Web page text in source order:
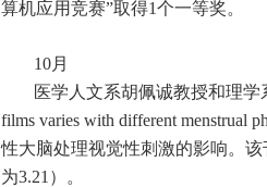
算机应用竞赛”取得1个一等奖。
10月
医学人文系胡佩诚教授和理学
films varies with different
性大脑处理视觉性刺激的影响。
为3.21）。